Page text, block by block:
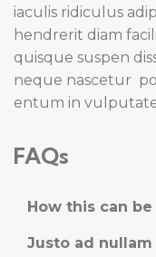
iaculis ridiculus
hendrerit diam
quisque suspen
neque nascetur
entum in
FAQs
How this can
Justo ad